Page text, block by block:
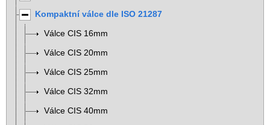
Kompaktní válce dle ISO 21287
Válce CIS 16mm
Válce CIS 20mm
Válce CIS 25mm
Válce CIS 32mm
Válce CIS 40mm